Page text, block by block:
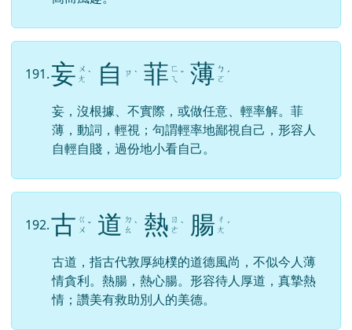
191.妄 ㄨ
ㄤ ˋ 自 ㄗ ˋ 菲 ㄈ
ㄟ ˇ 薄 ㄅ
ㄛ ˊ
妄，沒根據、不實際，或做任意、輕率解。菲
薄，動詞，輕視；句謂輕率地鄙視自己，形容人
自輕自賤，過份地小看自己。
192.古 ㄍ
ㄨ ˇ 道 ㄉ
ㄠ ˋ 熱 ㄖ
ㄜ ˋ 腸 ㄔ
ㄤ ˊ
古道，指古代敦厚純樸的道德風尚，不似今人薄
情貪利。熱腸，熱心腸。形容待人厚道，真摯熱
情；讚美有救助別人的美德。